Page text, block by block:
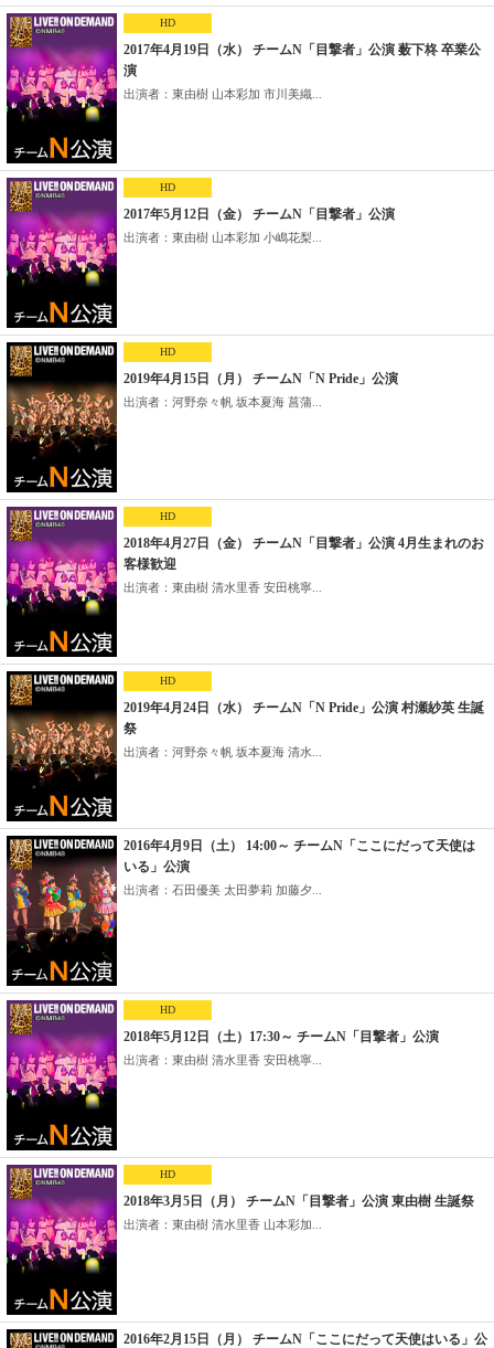
HD
2017年4月19日（水） チームN「目撃者」公演 薮下柊 卒業公
演
出演者：東由樹 山本彩加 市川美織...
HD
2017年5月12日（金） チームN「目撃者」公演
出演者：東由樹 山本彩加 小嶋花梨...
HD
2019年4月15日（月） チームN「N Pride」公演
出演者：河野奈々帆 坂本夏海 菖蒲...
HD
2018年4月27日（金） チームN「目撃者」公演 4月生まれのお
客様歓迎
出演者：東由樹 清水里香 安田桃寧...
HD
2019年4月24日（水） チームN「N Pride」公演 村瀬紗英 生誕
祭
出演者：河野奈々帆 坂本夏海 清水...
2016年4月9日（土） 14:00～ チームN「ここにだって天使は
いる」公演
出演者：石田優美 太田夢莉 加藤夕...
HD
2018年5月12日（土）17:30～ チームN「目撃者」公演
出演者：東由樹 清水里香 安田桃寧...
HD
2018年3月5日（月） チームN「目撃者」公演 東由樹 生誕祭
出演者：東由樹 清水里香 山本彩加...
2016年2月15日（月） チームN「ここにだって天使はいる」公